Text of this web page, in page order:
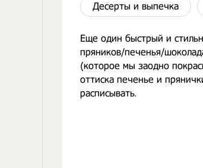
Десерты и выпечка
Еще один быстрый и
пряников/печенья/
(которое мы заодно
оттиска печенье и
расписывать.